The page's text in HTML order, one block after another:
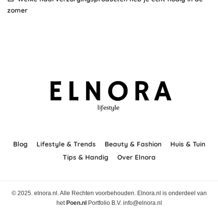
zomer
Blog Lifestyle & Trends Beauty & Fashion
Huis & Tuin
Tips & Handig
Over Elnora
© 2025. elnora.nl. Alle Rechten voorbehouden. Elnora.nl is onderdeel van
het Poen.nl Portfolio B.V. info@elnora.nl